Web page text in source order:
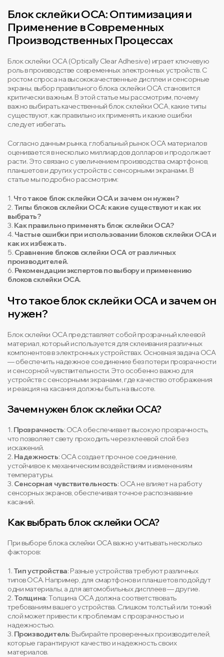
Блок склейки OCA: Оптимизация и
Применение в Современных
Производственных Процессах
Блок склейки OCA (Optically Clear Adhesive) играет ключевую
роль в производстве современных электронных устройств. С
ростом спроса на высококачественные дисплеи и сенсорные
экраны, выбор правильного блока склейки OCA становится
критически важным. В этой статье мы рассмотрим, почему
важно выбирать качественный блок склейки OCA, какие типы
существуют, как правильно их применять и какие ошибки
следует избегать.
Согласно данным рынка, глобальный рынок OCA материалов
оценивается в несколько миллиардов долларов и продолжает
расти. Это связано с увеличением производства смартфонов,
планшетов и других устройств с сенсорными экранами. В
статье мы подробно рассмотрим:
1. Что такое блок склейки OCA и зачем он нужен?
2. Типы блоков склейки OCA: какие существуют и как их
выбрать?
3. Как правильно применять блок склейки OCA?
4. Частые ошибки при использовании блоков склейки OCA и
как их избежать.
5. Сравнение блоков склейки OCA от различных
производителей.
6. Рекомендации экспертов по выбору и применению
блоков склейки OCA.
Что такое блок склейки OCA и зачем он
нужен?
Блок склейки OCA представляет собой прозрачный клеевой
материал, который используется для склеивания различных
компонентов в электронных устройствах. Основная задача OCA
— обеспечить надежное соединение без потери прозрачности
и сенсорной чувствительности. Это особенно важно для
устройств с сенсорными экранами, где качество отображения
и реакция на касания должны быть на высоте.
Зачем нужен блок склейки OCA?
1. Прозрачность: OCA обеспечивает высокую прозрачность,
что позволяет свету проходить через клеевой слой без
искажений.
2. Надежность: OCA создает прочное соединение,
устойчивое к механическим воздействиям и изменениям
температуры.
3. Сенсорная чувствительность: OCA не влияет на работу
сенсорных экранов, обеспечивая точное распознавание
касаний.
Как выбрать блок склейки OCA?
При выборе блока склейки OCA важно учитывать несколько
факторов:
1. Тип устройства: Разные устройства требуют различных
типов OCA. Например, для смартфонов и планшетов подойдут
одни материалы, а для автомобильных дисплеев — другие.
2. Толщина: Толщина OCA должна соответствовать
требованиям вашего устройства. Слишком толстый или тонкий
слой может привести к проблемам с прозрачностью и
надежностью.
3. Производитель: Выбирайте проверенных производителей,
которые гарантируют качество и надежность своих
материалов.